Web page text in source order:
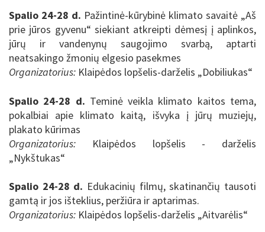
Spalio 24-28 d. Pažintinė-kūrybinė klimato savaitė „Aš
prie jūros gyvenu“ siekiant atkreipti dėmesį į aplinkos,
jūrų ir vandenynų saugojimo svarbą, aptarti
neatsakingo žmonių elgesio pasekmes
Organizatorius: Klaipėdos lopšelis-darželis „Dobiliukas“
Spalio 24-28 d. Teminė veikla klimato kaitos tema,
pokalbiai apie klimato kaitą, išvyka į jūrų muziejų,
plakato kūrimas
Organizatorius: Klaipėdos lopšelis - darželis
„Nykštukas“
Spalio 24-28 d. Edukacinių filmų, skatinančių tausoti
gamtą ir jos išteklius, peržiūra ir aptarimas.
Organizatorius: Klaipėdos lopšelis-darželis „Aitvarėlis“